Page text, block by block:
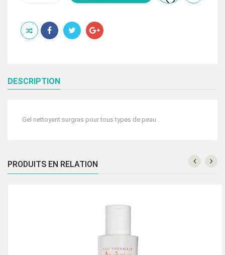
NETTOYANT
ECLAIRCISSANT
200
DESCRIPTION
Gel nettoyant surgras pour tous types de peau .
PRODUITS EN RELATION